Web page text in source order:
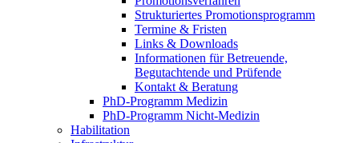
Strukturiertes Promotionsprogramm
Termine & Fristen
Links & Downloads
Informationen für Betreuende,
Begutachtende und Prüfende
Kontakt & Beratung
PhD-Programm Medizin
PhD-Programm Nicht-Medizin
Habilitation